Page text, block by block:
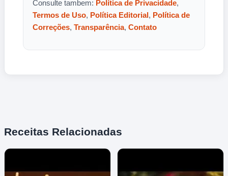
Consulte tambem: Política de Privacidade,
Termos de Uso, Política Editorial, Política de
Correções, Transparência, Contato
Receitas Relacionadas